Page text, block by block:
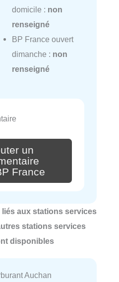
domicile : non
renseigné
BP France ouvert
dimanche : non
renseigné
un
France
aux stations services
stations services
disponibles
Auchan